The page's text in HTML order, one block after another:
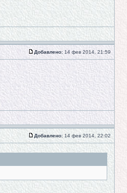
Добавлено: 14 фев 2014, 21:59
Добавлено: 14 фев 2014, 22:02